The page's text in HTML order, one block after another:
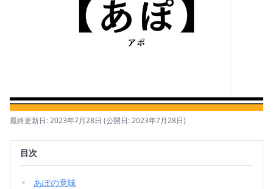
最終更新日: 2023年7月28日 (公開日: 2023年7月28日)
目次
あぽの意味